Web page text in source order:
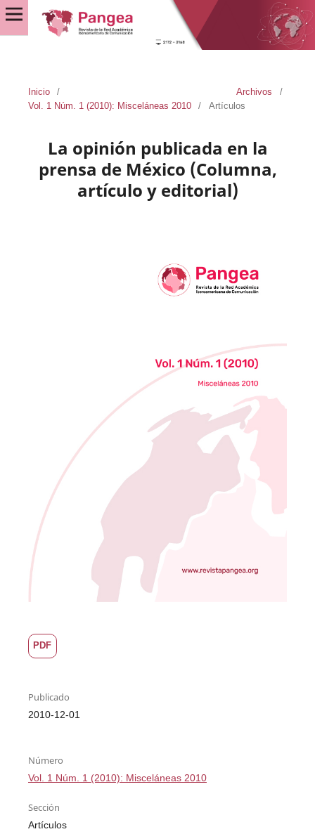
Inicio / Archivos
/
Vol. 1 Núm. 1 (2010): Misceláneas 2010
/ Artículos
La opinión publicada en la
prensa de México (Columna,
artículo y editorial)
PDF
Publicado
2010-12-01
Número
Vol. 1 Núm. 1 (2010): Misceláneas 2010
Sección
Artículos